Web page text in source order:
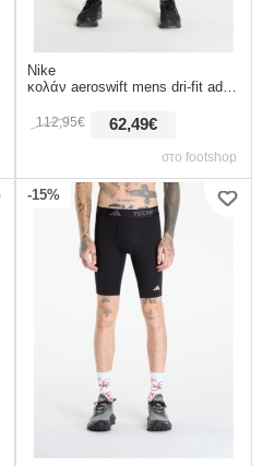
στο footshop
Nike
κολάν aeroswift mens dri-fit adv running tights black/ summit white l
62,49€
112,95€
-15%